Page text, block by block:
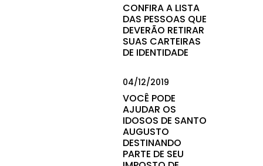
CONFIRA A LISTA
DAS PESSOAS QUE
DEVERÃO RETIRAR
SUAS CARTEIRAS
DE IDENTIDADE
04/12/2019
VOCÊ PODE
AJUDAR OS
IDOSOS DE SANTO
AUGUSTO
DESTINANDO
PARTE DE SEU